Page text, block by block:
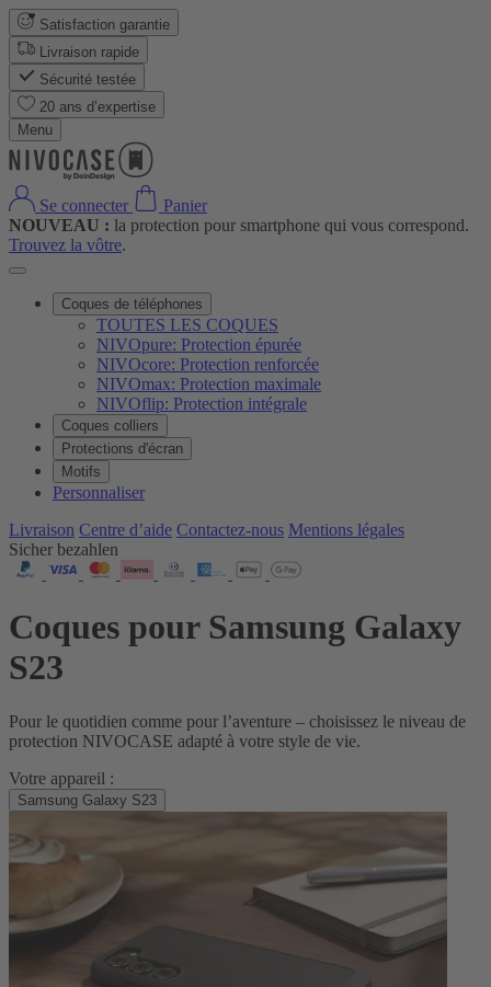
Satisfaction garantie
Livraison rapide
Sécurité testée
20 ans d’expertise
Menu
Se connecter
Panier
NOUVEAU : la protection pour smartphone qui vous correspond.
Trouvez la vôtre.
Coques de téléphones
TOUTES LES COQUES
NIVOpure: Protection épurée
NIVOcore: Protection renforcée
NIVOmax: Protection maximale
NIVOflip: Protection intégrale
Coques colliers
Protections d'écran
Motifs
Personnaliser
Livraison Centre d’aide Contactez‑nous Mentions légales
Sicher bezahlen
Coques pour Samsung Galaxy
S23
Pour le quotidien comme pour l’aventure – choisissez le niveau de
protection NIVOCASE adapté à votre style de vie.
Votre appareil :
Samsung Galaxy S23